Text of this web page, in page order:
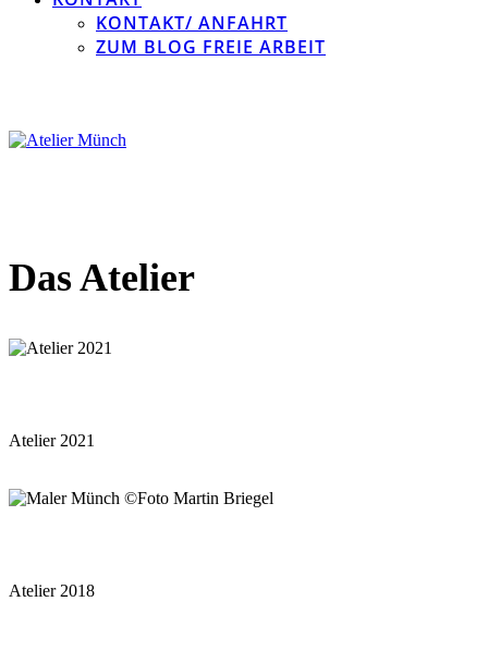
KONTAKT/ ANFAHRT
ZUM BLOG FREIE ARBEIT
Das Atelier
Atelier 2021
Atelier 2018